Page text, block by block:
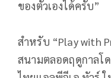
ของตัวเองได้ครับ”
สำหรับ “Play with
สนามตลอดฤดูกาลโ